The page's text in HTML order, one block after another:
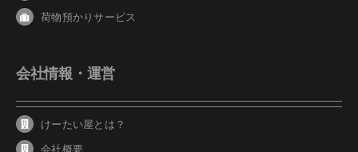
荷物預かりサービス
会社情報・運営
けーたい屋とは？
会社概要